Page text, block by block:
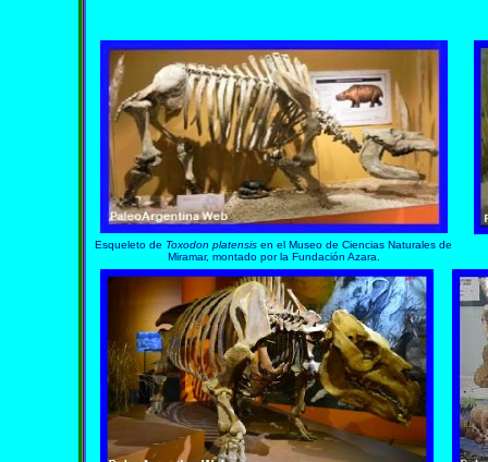
Esqueleto de Toxodon platensis en el Museo de Ciencias Naturales de
Miramar, montado por la Fundación Azara.